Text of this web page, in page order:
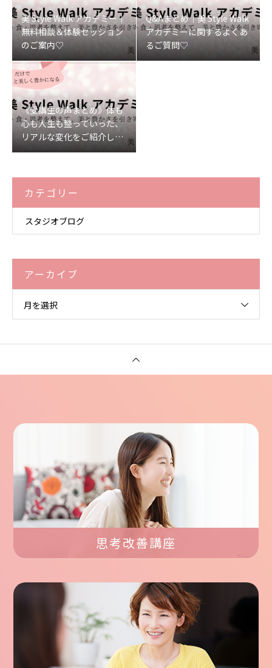
美 Style Walk アカデミー｜
無料相談＆体験セッション
のご案内♡
Q&Aまとめ｜美 Style Walk
アカデミーに関するよくあ
るご質問♡
《受講生の声まとめ》体も
心も人生も整っていった、
リアルな変化をご紹介しま
す♡
カテゴリー
スタジオブログ
アーカイブ
月を選択
思考改善講座